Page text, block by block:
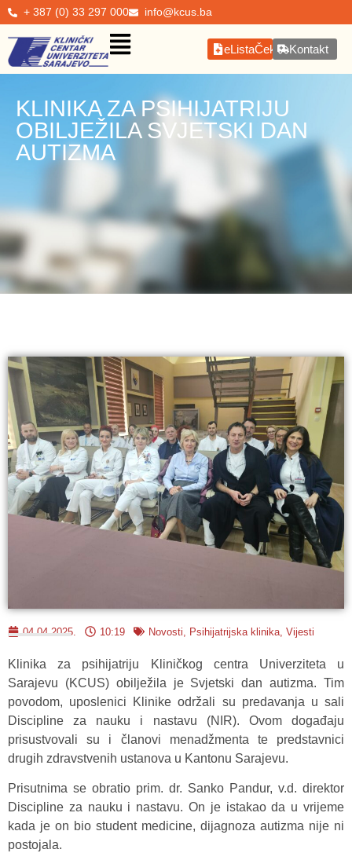
+ 387 (0) 33 297 000 info@kcus.ba
eListaČekanjaKontakt
KLINIKA ZA PSIHIJATRIJU
OBILJEŽILA SVJETSKI DAN
AUTIZMA
04.04.2025. 10:19 Novosti Psihijatrijska klinika Vijesti
Klinika za psihijatriju Kliničkog centra Univerziteta u
Sarajevu (KCUS) obilježila je Svjetski dan autizma. Tim
povodom, uposlenici Klinike održali su predavanja u sali
Discipline za nauku i nastavu (NIR). Ovom događaju
prisustvovali su i članovi menadžmenta te predstavnici
drugih zdravstvenih ustanova u Kantonu Sarajevu.
Prisutnima se obratio prim. dr. Sanko Pandur, v.d. direktor
Discipline za nauku i nastavu. On je istakao da u vrijeme
kada je on bio student medicine, dijagnoza autizma nije ni
postojala.